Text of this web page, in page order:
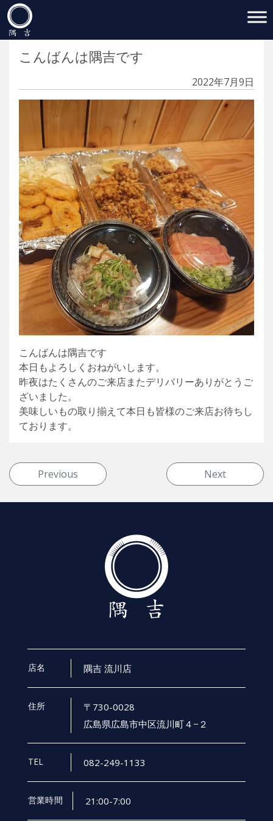
Main Navigation
こんばんは隅吉です
2022年7月9日
こんばんは隅吉です
本日もよろしくおねがいします。
昨夜はたくさんのご来店またデリバリーありがとうご
ざいました。
美味しいもの取り揃えて本日も皆様のご来店お待ちし
ております。
投稿ナビゲーション
Previous Next
店名 隅吉 流川店
住所
〒730-0028
広島県広島市中区流川町４−２
TEL 082-249-1133
営業時間 21:00-7:00